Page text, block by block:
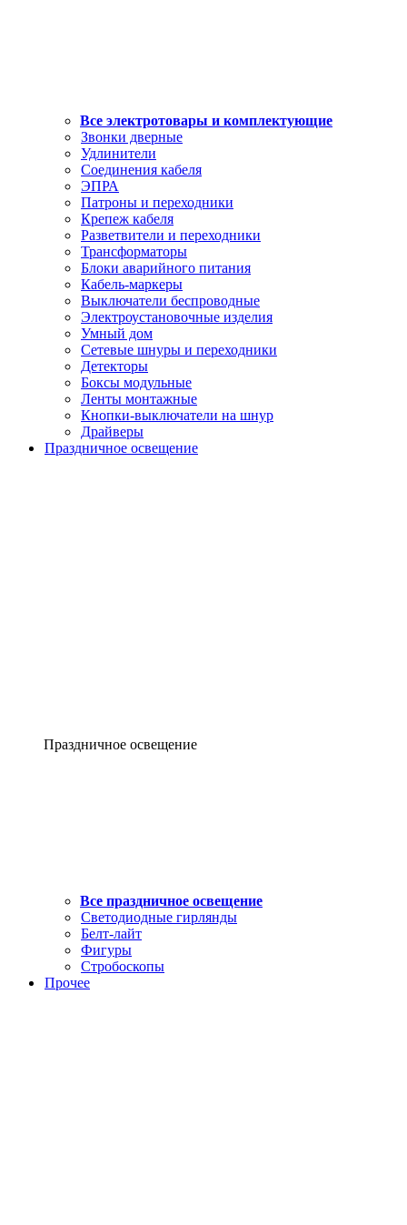
Все электротовары и комплектующие
Звонки дверные
Удлинители
Соединения кабеля
ЭПРА
Патроны и переходники
Крепеж кабеля
Разветвители и переходники
Трансформаторы
Блоки аварийного питания
Кабель-маркеры
Выключатели беспроводные
Электроустановочные изделия
Умный дом
Сетевые шнуры и переходники
Детекторы
Боксы модульные
Ленты монтажные
Кнопки-выключатели на шнур
Драйверы
Праздничное освещение
Праздничное освещение
Все праздничное освещение
Светодиодные гирлянды
Белт-лайт
Фигуры
Стробоскопы
Прочее